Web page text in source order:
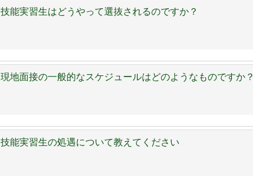
技能実習生はどうやって選抜されるのですか？
現地面接の一般的なスケジュールはどのようなものですか？
技能実習生の処遇について教えてください